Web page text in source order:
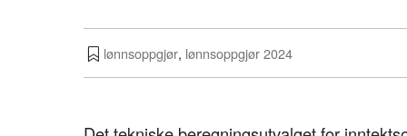
lønnsoppgjør, lønnsoppgjør 2024